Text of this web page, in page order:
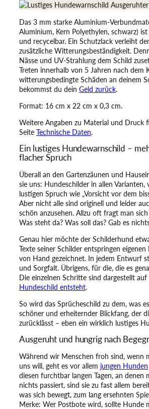
w
r
n
s
c
h
l
d
V
o
r
c
t
!
A
u
s
g
e
r
u
h
t
e
r
H
u
n
!
e
n
g
e
Das 3 mm starke Aluminium-
Aluminium, Kern Polyethylen, schwarz)
und recycelbar. Ein Schutzlack verleiht
zusätzliche Witterungsbeständigkeit.
Nässe und UV-Strahlung dem Schild
Treten innerhalb von 5 Jahren nach dem
witterungsbedingte Schäden an deinem
bekommst du dein Geld zurück.
Format: 16 cm x 22 cm x 0,3 cm.
Weitere Angaben zu Material und Druck
Seite Technische Daten.
Ein lustiges Hundewarnschild –
flacher Spruch
Überall an den Gartenzäunen und
sie uns: Hundeschilder in allen Varianten,
lustigen Spruch wie „Vorsicht vor dem
Aber nicht alle sind originell und leider
schön anzusehen. Allzu oft fragt man
Was steht da? Was soll das? Gab es
Genau hier möchte der Schilderhund
Texte seiner Schilder entspringen
von Hand gezeichnet. In jedem Entwurf
und Sorgfalt. Übrigens, für die, die es
Die einzelnen Schritte sind dargestellt auf
Hundeschild entsteht.
So wird das Sprücheschild zu dem, was
schöner und erheiternder Blickfang, der
zurücklässt – eben ein wirklich lustiges
Ausgeruht und hungrig nach
Während wir Menschen froh sind, wenn
uns will, geht es vor allem jungen Hunden
diesen furchtbar langen Tagen, an denen
nichts passiert, sind sie zu fast allem
was sich bewegt, zum lang ersehnten
Merke: Wer Postbote wird, sollte Hunde